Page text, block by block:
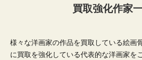
買取強化作家
様々な洋画家の作品を買取している絵画
に買取を強化している代表的な洋画家を